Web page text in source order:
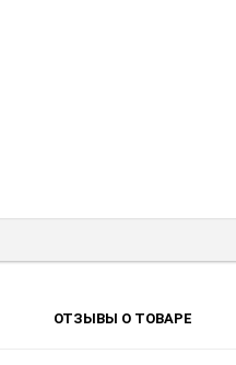
ОТЗЫВЫ О ТОВАРЕ